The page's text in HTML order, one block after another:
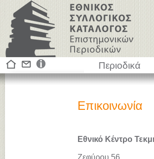
Περιοδικά
Επικοινωνία
Εθνικό Κέντρο
Ζεφύρου 56